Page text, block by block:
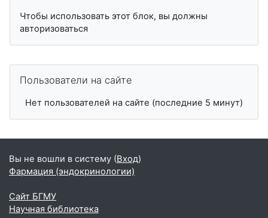
Чтобы использовать этот блок, вы должны
авторизоваться
Пользователи на сайте
Нет пользователей на сайте (последние 5 минут)
Вы не вошли в систему (Вход)
Фармация (эндокринологии)
Сайт БГМУ
Научная библиотека